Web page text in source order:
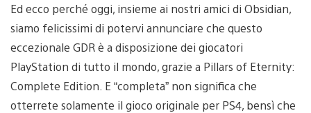
Ed ecco perché oggi, insieme ai nostri amici di Obsidian,
siamo felicissimi di potervi annunciare che questo
eccezionale GDR è a disposizione dei giocatori
PlayStation di tutto il mondo, grazie a Pillars of Eternity:
Complete Edition. E “completa” non significa che
otterrete solamente il gioco originale per PS4, bensì che